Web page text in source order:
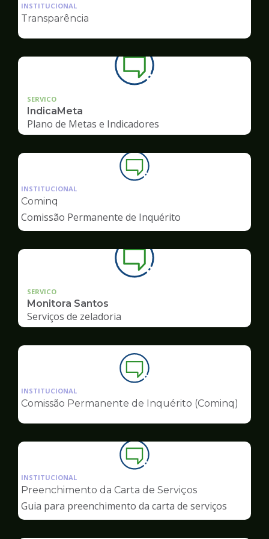
Ouvidoria
INSTITUCIONAL
Transparência
SERVICO
IndicaMeta
Plano de Metas e Indicadores
Ilustração
da
de
Ouvidoria
INSTITUCIONAL
Cominq
Comissão Permanente de Inquérito
SERVICO
Monitora Santos
Serviços de zeladoria
Ilustração
da
pagina
Ouvidoria
INSTITUCIONAL
Comissão Permanente de Inquérito (Cominq)
Ilustração
da
pagina
de
Ouvidoria
INSTITUCIONAL
Preenchimento da Carta de Serviços
Guia para preenchimento da carta de serviços